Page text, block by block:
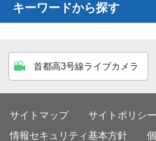
キーワードから探す
首都高3号線ライブカメラ
サイトマップ サイトポリシー
情報セキュリティ基本方針